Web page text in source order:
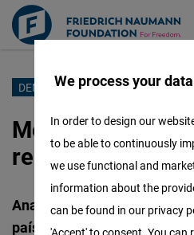
Pasar
contenido
principal
DEMOCRACIA
Mercosur:
resilientes o
Analizamos el estado de las
países del Mercosur a
We process your
In order to design our
to be able to continuously
we use functional and
information about the
can be found in our privacy